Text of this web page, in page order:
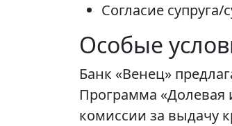
Согласие
Особые
Банк «Венец»
Программа «Долевая
комиссии за выдачу